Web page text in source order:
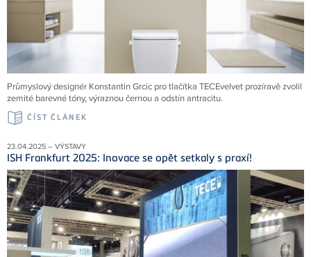
Průmyslový designér Konstantin Grcic pro tlačítka TECEvelvet prozíravě zvolil
zemité barevné tóny, výraznou černou a odstín antracitu.
ČÍST ČLÁNEK
23.04.2025 – VÝSTAVY
ISH Frankfurt 2025: Inovace se opět setkaly s praxí!